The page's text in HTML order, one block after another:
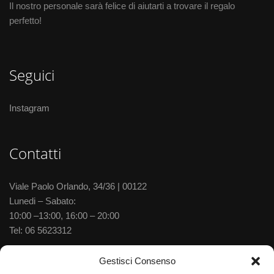
Gestisci Consenso
Il nostro personale sarà felice di aiutarti a trovare il regalo
perfetto!
Seguici
Instagram
Contatti
Viale Paolo Orlando, 34/36 | 00122
Lunedi – Sabato:
10:00 –13:00, 16:00 – 20:00
Tel: 06 5623312
Via delle Baleniere, 52 | 00122